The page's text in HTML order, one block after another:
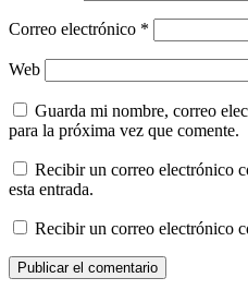
Correo electrónico *
Web
Guarda mi nombre, correo
para la próxima vez que comente.
Recibir un correo electrónico
esta entrada.
Recibir un correo electrónico